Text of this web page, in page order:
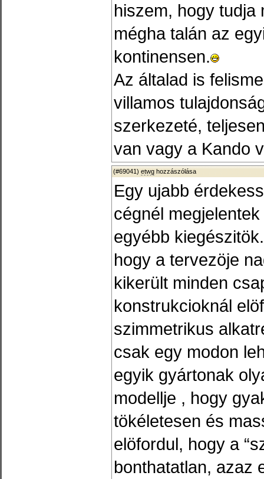
hiszem, hogy tudja
mégha talán az
kontinensen.
Az általad is
villamos
szerkezeté,
van vagy a Kando
(#69041) etwg hozzászólása
Egy ujabb
cégnél
egyébb
hogy a tervezöje
kikerült minden
konstrukcioknál
szimmetrikus
csak egy modon
egyik gyártonak
modellje , hogy
tökéletesen és
elöfordul, hogy a
bonthatatlan, azaz